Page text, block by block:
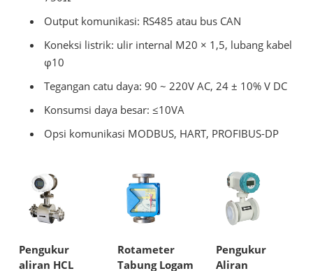
Output komunikasi: RS485 atau bus CAN
Koneksi listrik: ulir internal M20 × 1,5, lubang kabel
φ10
Tegangan catu daya: 90 ~ 220V AC, 24 ± 10% V DC
Konsumsi daya besar: ≤10VA
Opsi komunikasi MODBUS, HART, PROFIBUS-DP
Pengukur
aliran HCL
Rotameter
Tabung Logam
Pengukur
Aliran